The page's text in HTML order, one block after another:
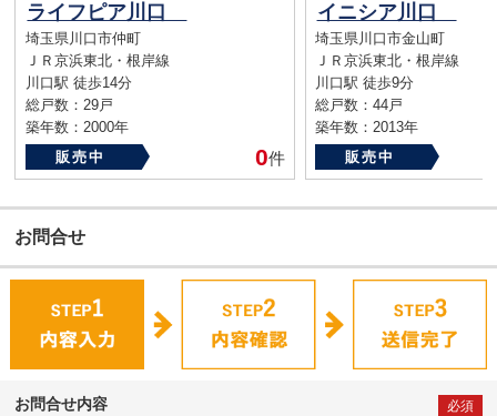
ライフピア川口
埼玉県川口市仲町
ＪＲ京浜東北・根岸線
川口駅 徒歩14分
総戸数：29戸
築年数：2000年
販売中
0件
イニシア川口
埼玉県川口市金山町
ＪＲ京浜東北・根岸線
川口駅 徒歩9分
総戸数：44戸
築年数：2013年
販売中
お問合せ
お問合せ内容 必須